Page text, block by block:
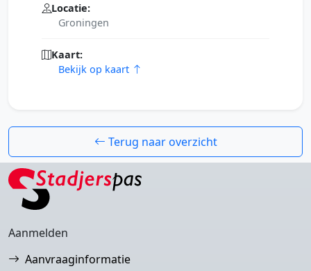
Locatie:
Groningen
Kaart:
Bekijk op kaart
Terug naar overzicht
Aanmelden
Aanvraaginformatie